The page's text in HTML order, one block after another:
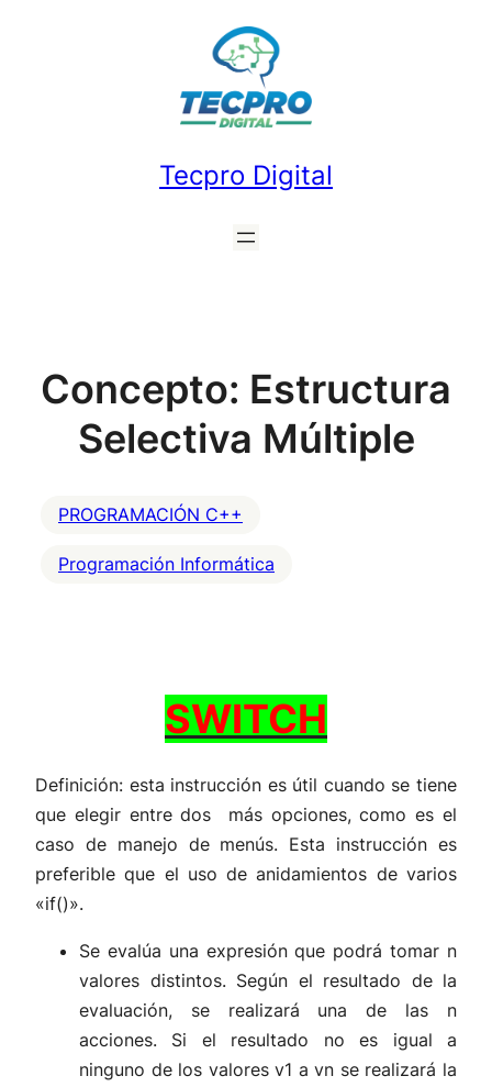
Tecpro Digital
Concepto: Estructura
Selectiva Múltiple
PROGRAMACIÓN C++
Programación Informática
SWITCH
Definición: esta instrucción es útil cuando se tiene
que elegir entre dos más opciones, como es el
caso de manejo de menús. Esta instrucción es
preferible que el uso de anidamientos de varios
«if()».
Se evalúa una expresión que podrá tomar n
valores distintos. Según el resultado de la
evaluación, se realizará una de las n
acciones. Si el resultado no es igual a
ninguno de los valores v1 a vn se realizará la